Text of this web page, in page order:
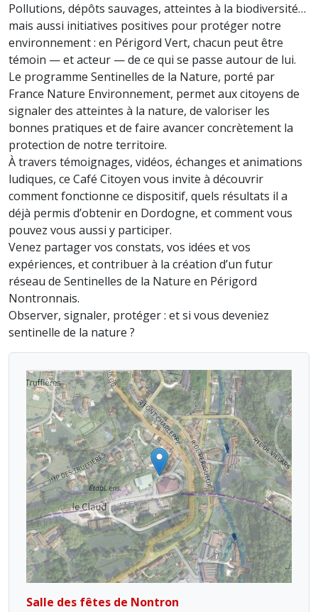
Pollutions, dépôts sauvages, atteintes à la biodiversité…
mais aussi initiatives positives pour protéger notre
environnement : en Périgord Vert, chacun peut être
témoin — et acteur — de ce qui se passe autour de lui.
Le programme Sentinelles de la Nature, porté par
France Nature Environnement, permet aux citoyens de
signaler des atteintes à la nature, de valoriser les
bonnes pratiques et de faire avancer concrètement la
protection de notre territoire.
À travers témoignages, vidéos, échanges et animations
ludiques, ce Café Citoyen vous invite à découvrir
comment fonctionne ce dispositif, quels résultats il a
déjà permis d’obtenir en Dordogne, et comment vous
pouvez vous aussi y participer.
Venez partager vos constats, vos idées et vos
expériences, et contribuer à la création d’un futur
réseau de Sentinelles de la Nature en Périgord
Nontronnais.
Observer, signaler, protéger : et si vous deveniez
sentinelle de la nature ?
Salle des fêtes de Nontron